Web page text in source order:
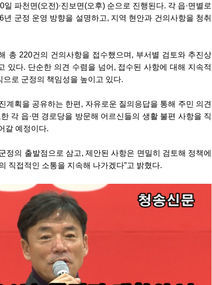
파천면(오전)·진보면(오후) 순으로 진행된다. 각 읍·면별로
군정 운영 방향을 설명하고, 지역 현안과 건의사항을 청취
총 220건의 건의사항을 접수했으며, 부서별 검토와 추진상
있다. 단순한 의견 수렴을 넘어, 접수된 사항에 대해 지속적
로 군정의 책임성을 높이고 있다.
계획을 공유하는 한편, 자유로운 질의응답을 통해 주민 의견
각 읍·면 경로당을 방문해 어르신들의 생활 불편 사항을 직
갈 예정이다.
정의 출발점으로 삼고, 제안된 사항은 면밀히 검토해 정책에
직접적인 소통을 지속해 나가겠다”고 밝혔다.